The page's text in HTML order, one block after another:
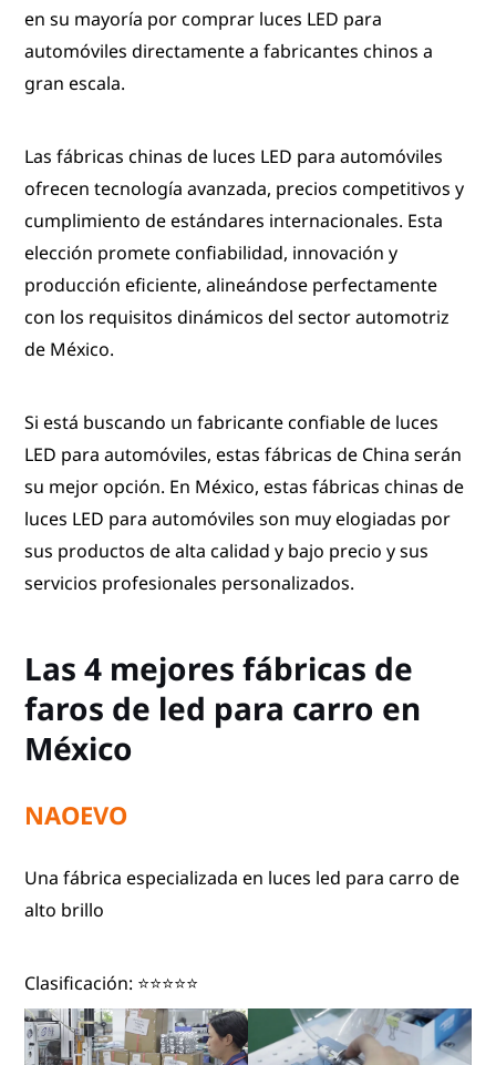
en su mayoría por comprar luces LED para
automóviles directamente a fabricantes chinos a
gran escala.
Las fábricas chinas de luces LED para automóviles
ofrecen tecnología avanzada, precios competitivos y
cumplimiento de estándares internacionales. Esta
elección promete confiabilidad, innovación y
producción eficiente, alineándose perfectamente
con los requisitos dinámicos del sector automotriz
de México.
Si está buscando un fabricante confiable de luces
LED para automóviles, estas fábricas de China serán
su mejor opción. En México, estas fábricas chinas de
luces LED para automóviles son muy elogiadas por
sus productos de alta calidad y bajo precio y sus
servicios profesionales personalizados.
Las 4 mejores fábricas de
faros de led para carro en
México
NAOEVO
Una fábrica especializada en luces led para carro de
alto brillo
Clasificación: ⭐⭐⭐⭐⭐